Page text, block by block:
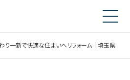
り一新で快適な住まいへリフォーム｜埼玉県